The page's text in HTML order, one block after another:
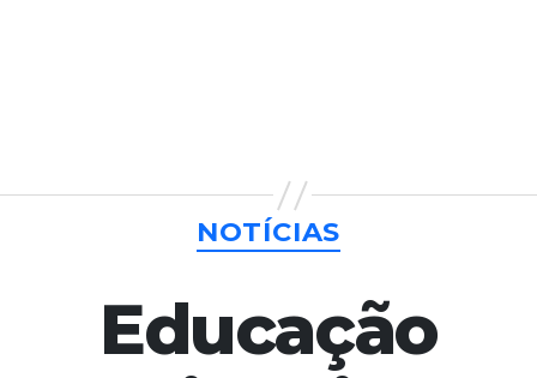
Categorias
NOTÍCIAS
Educação